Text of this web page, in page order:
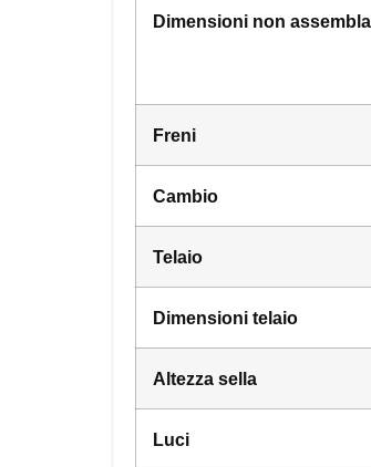
Dimensioni non
Freni
Cambio
Telaio
Dimensioni telaio
Altezza sella
Luci